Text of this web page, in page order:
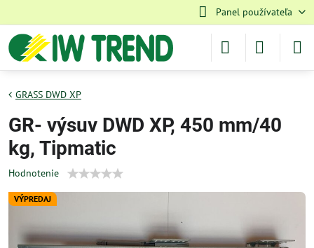
Panel používateľa
VÝPREDAJ
GRASS DWD XP
GR- výsuv DWD XP, 450 mm/40
kg, Tipmatic
Hodnotenie